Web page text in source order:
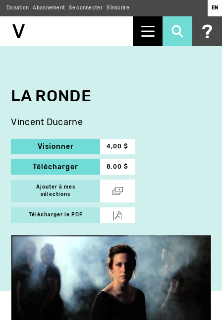
Donation Abonnement Se connecter S'inscrire EN
LA RONDE
Vincent Ducarne
Visionner 4,00 $
Télécharger 8,00 $
Ajouter à mes
sélections
Télécharger le PDF